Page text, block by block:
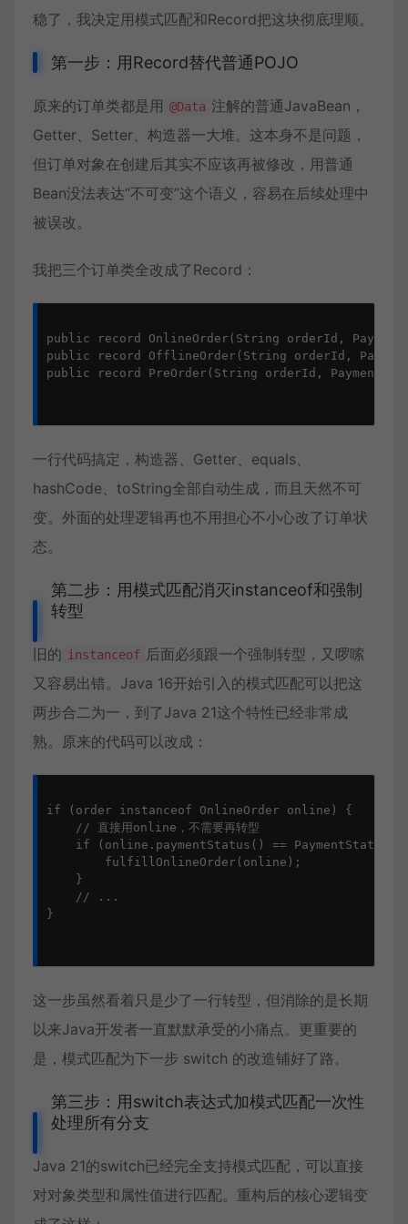
稳了，我决定用模式匹配和Record把这块彻底理顺。
第一步：用Record替代普通POJO
原来的订单类都是用 @Data 注解的普通JavaBean，
Getter、Setter、构造器一大堆。这本身不是问题，
但订单对象在创建后其实不应该再被修改，用普通
Bean没法表达“不可变”这个语义，容易在后续处理中
被误改。
我把三个订单类全改成了Record：
public record OnlineOrder(String orderId,
public record OfflineOrder(String orderId,
public record PreOrder(String orderId,
一行代码搞定，构造器、Getter、equals、
hashCode、toString全部自动生成，而且天然不可
变。外面的处理逻辑再也不用担心不小心改了订单状
态。
第二步：用模式匹配消灭instanceof和强制
转型
旧的 instanceof 后面必须跟一个强制转型，又啰嗦
又容易出错。Java 16开始引入的模式匹配可以把这
两步合二为一，到了Java 21这个特性已经非常成
熟。原来的代码可以改成：
if (order instanceof OnlineOrder online) {
    // 直接用online，不需要再转型
if (online.paymentStatus() ==
        fulfillOnlineOrder(online);
    }
    // ...
}
这一步虽然看着只是少了一行转型，但消除的是长期
以来Java开发者一直默默承受的小痛点。更重要的
是，模式匹配为下一步 switch 的改造铺好了路。
第三步：用switch表达式加模式匹配一次性
处理所有分支
Java 21的switch已经完全支持模式匹配，可以直接
对对象类型和属性值进行匹配。重构后的核心逻辑变